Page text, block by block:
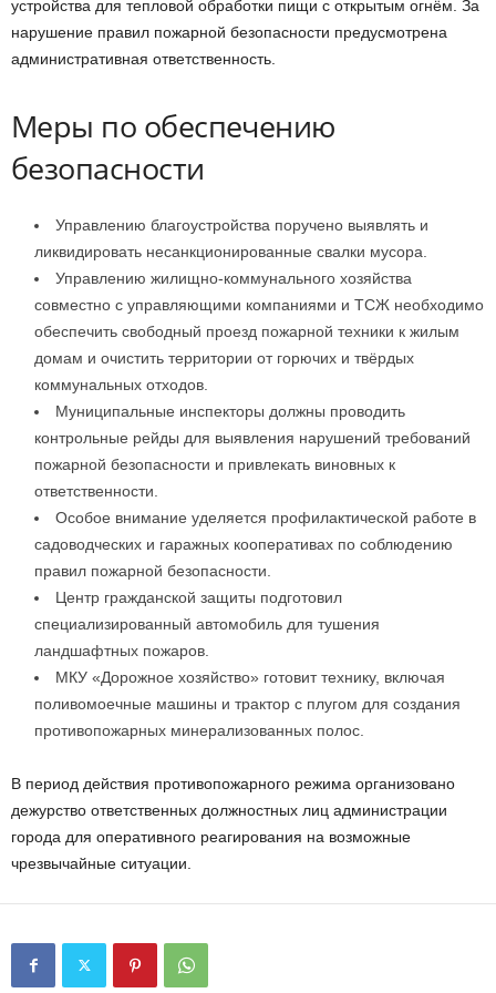
устройства для тепловой обработки пищи с открытым огнём. За
нарушение правил пожарной безопасности предусмотрена
административная ответственность.
Меры по обеспечению
безопасности
Управлению благоустройства поручено выявлять и
ликвидировать несанкционированные свалки мусора.
Управлению жилищно-коммунального хозяйства
совместно с управляющими компаниями и ТСЖ необходимо
обеспечить свободный проезд пожарной техники к жилым
домам и очистить территории от горючих и твёрдых
коммунальных отходов.
Муниципальные инспекторы должны проводить
контрольные рейды для выявления нарушений требований
пожарной безопасности и привлекать виновных к
ответственности.
Особое внимание уделяется профилактической работе в
садоводческих и гаражных кооперативах по соблюдению
правил пожарной безопасности.
Центр гражданской защиты подготовил
специализированный автомобиль для тушения
ландшафтных пожаров.
МКУ «Дорожное хозяйство» готовит технику, включая
поливомоечные машины и трактор с плугом для создания
противопожарных минерализованных полос.
В период действия противопожарного режима организовано
дежурство ответственных должностных лиц администрации
города для оперативного реагирования на возможные
чрезвычайные ситуации.